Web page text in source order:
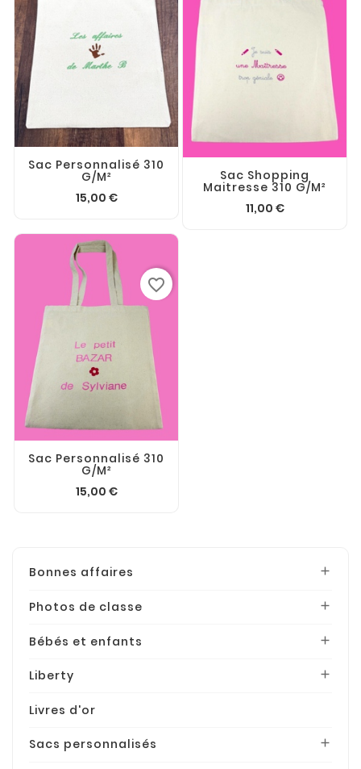
Sac Personnalisé 310
G/m²
15,00 €
Sac Shopping
Maitresse 310 G/m²
11,00 €
Sac Personnalisé 310
G/m²
15,00 €
favorite_border
Bonnes affaires 
Photos de classe 
Bébés et enfants 
Liberty 
Livres d'or
Sacs personnalisés 